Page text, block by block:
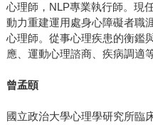
心理師，NLP專業執行師。現
動力重建運用處身心障礙者職
心理師。從事心理疾患的衡鑑
應、運動心理諮商、疾病調適
曾孟頤
國立政治大學心理學研究所臨